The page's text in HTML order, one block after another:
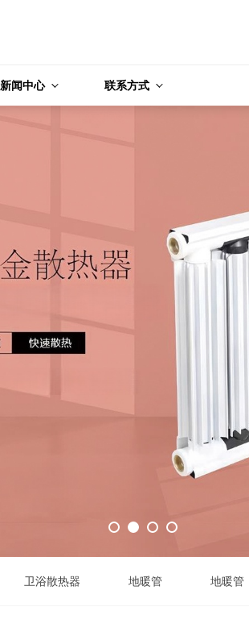
新闻中心 联系方式
卫浴散热器 地暖管 地暖管